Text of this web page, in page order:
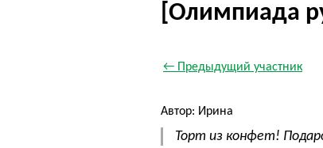
[Олимпиада
← Предыдущий участник
Автор: Ирина
Торт из конфет!